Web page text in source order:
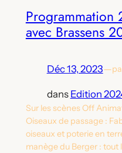
Programmation
avec Brassens
Déc 13, 2023—
dans Edition
Sur les scènes Off
Oiseaux de passage :
oiseaux et poterie en
manège du Berger : tout